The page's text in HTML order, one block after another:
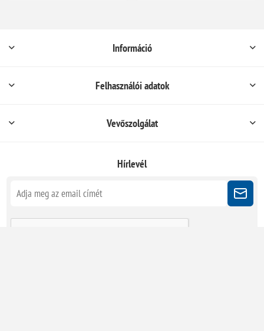
Információ
Felhasználói adatok
Vevőszolgálat
Hírlevél